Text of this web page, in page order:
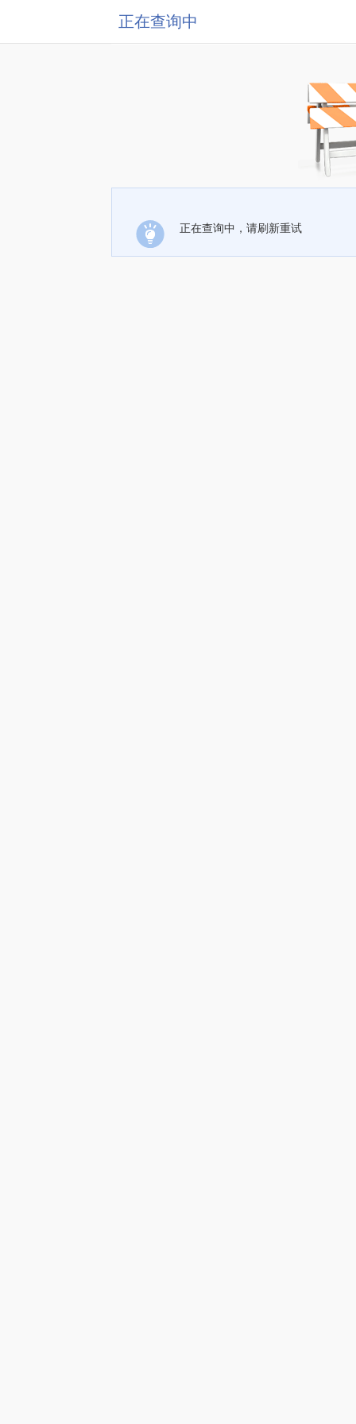
正在查询中
正在查询中，请刷新重试